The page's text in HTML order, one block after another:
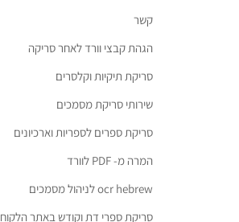
קשר
הגהת קבצי וורד לאחר סריקה
סריקת תיקיות וקלסרים
שירותי סריקת מסמכים
סריקת ספרים לספריות וארכיונים
המרה מ- PDF לוורד
ocr hebrew לניהול מסמכים
סריקת ספרי דת וקודש באתר הלקוח